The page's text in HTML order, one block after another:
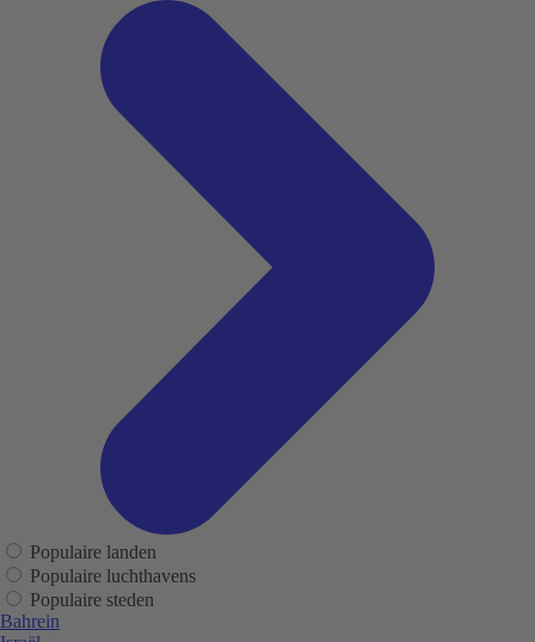
Populaire landen
Populaire luchthavens
Populaire steden
Bahrein